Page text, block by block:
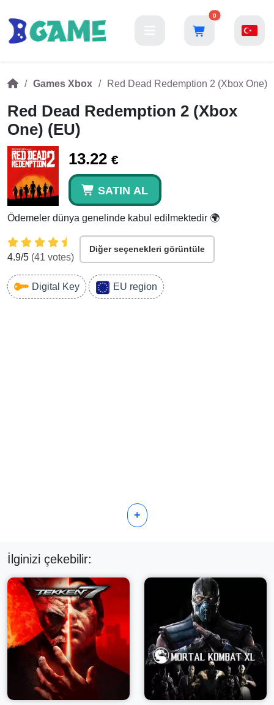
0
Games Xbox Red Dead Redemption 2 (Xbox One)
Red Dead Redemption 2 (Xbox
One) (EU)
13.22 €
SATIN AL
Ödemeler dünya genelinde kabul edilmektedir 🌍
4.9/5 (41 votes)
Diğer seçenekleri görüntüle
Digital Key EU region
+
İlginizi çekebilir: